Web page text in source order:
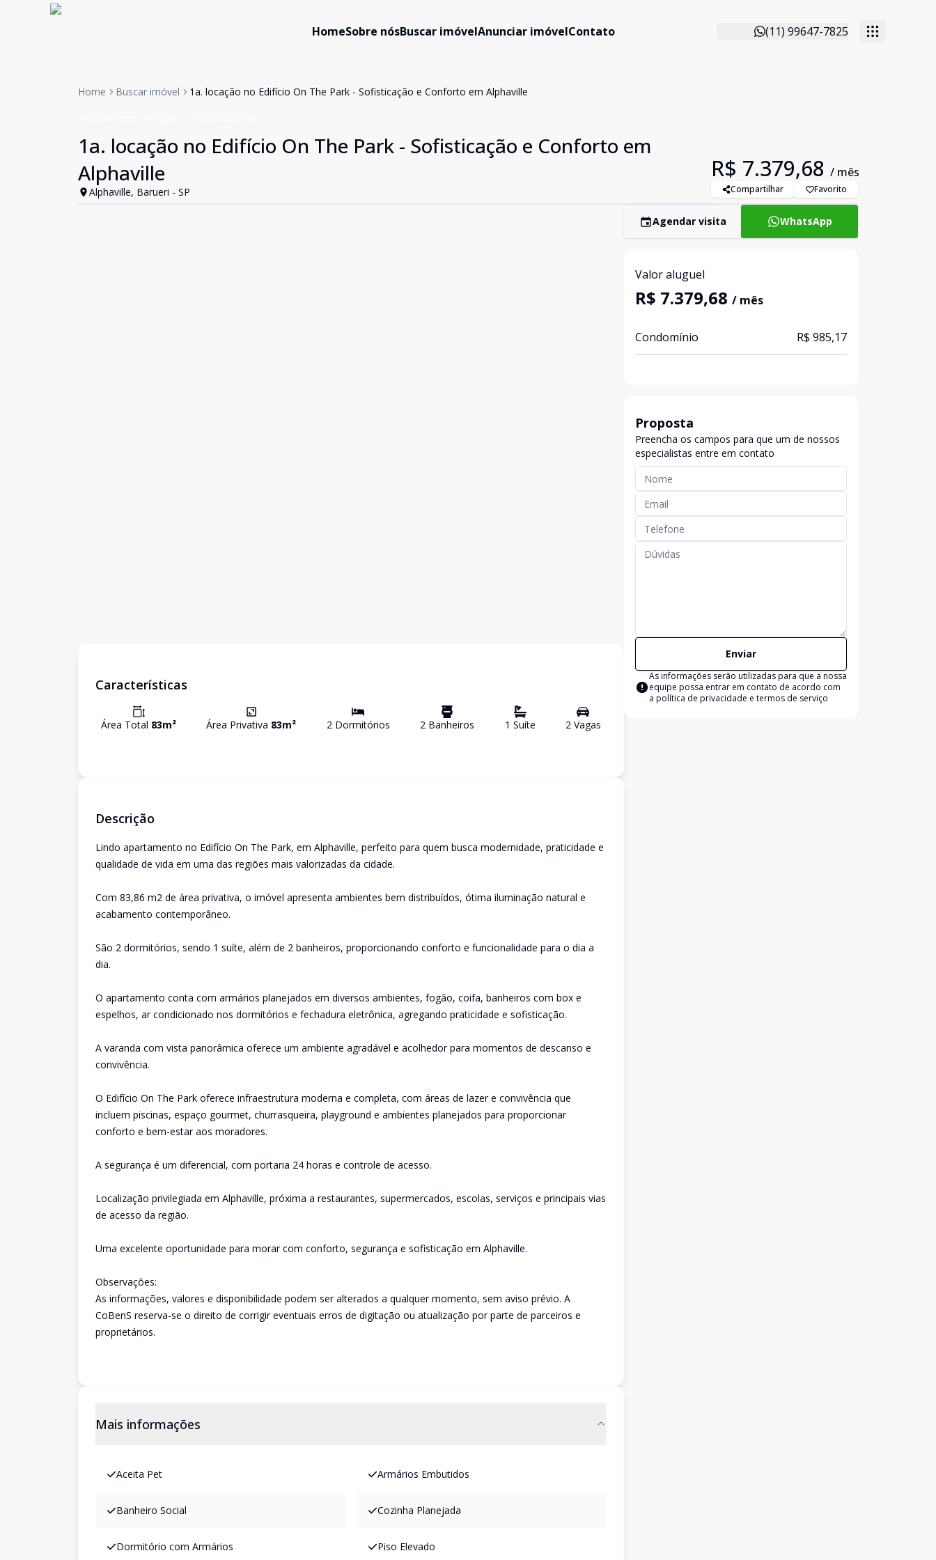
HomeSobre nósBuscar imóvelAnunciar imóvelContato (11) 99647-7825
Home Buscar imóvel 1a. locação no Edifício On The Park - Sofisticação e Conforto em Alphaville
1a. locação no Edifício On The Park - Sofisticação e Conforto em
Alphaville
Alphaville, Barueri - SP
R$ 7.379,68 / mês
Compartilhar Favorito
Características
Área Total 83m² Área Privativa 83m² 2Dormitórios 2 Banheiros 1 Suíte 2Vagas
Descrição
Lindo apartamento no Edifício On The Park, em Alphaville, perfeito para quem busca modernidade, praticidade e
qualidade de vida em uma das regiões mais valorizadas da cidade.
Com 83,86 m2 de área privativa, o imóvel apresenta ambientes bem distribuídos, ótima iluminação natural e
acabamento contemporâneo.
São 2 dormitórios, sendo 1 suíte, além de 2 banheiros, proporcionando conforto e funcionalidade para o dia a
dia.
O apartamento conta com armários planejados em diversos ambientes, fogão, coifa, banheiros com box e
espelhos, ar condicionado nos dormitórios e fechadura eletrônica, agregando praticidade e sofisticação.
A varanda com vista panorâmica oferece um ambiente agradável e acolhedor para momentos de descanso e
convivência.
O Edifício On The Park oferece infraestrutura moderna e completa, com áreas de lazer e convivência que
incluem piscinas, espaço gourmet, churrasqueira, playground e ambientes planejados para proporcionar
conforto e bem-estar aos moradores.
A segurança é um diferencial, com portaria 24 horas e controle de acesso.
Localização privilegiada em Alphaville, próxima a restaurantes, supermercados, escolas, serviços e principais vias
de acesso da região.
Uma excelente oportunidade para morar com conforto, segurança e sofisticação em Alphaville.
Observações:
As informações, valores e disponibilidade podem ser alterados a qualquer momento, sem aviso prévio. A
CoBenS reserva-se o direito de corrigir eventuais erros de digitação ou atualização por parte de parceiros e
proprietários.
Mais informações
Aceita Pet Armários Embutidos
Banheiro Social Cozinha Planejada
Dormitório com Armários Piso Elevado
Agendar visita WhatsApp
Valor aluguel
R$ 7.379,68 / mês
Condomínio R$ 985,17
Proposta
Preencha os campos para que um de nossos
especialistas entre em contato
Enviar
As informações serão utilizadas para que a nossa
equipe possa entrar em contato de acordo com
a política de privacidade e termos de serviço